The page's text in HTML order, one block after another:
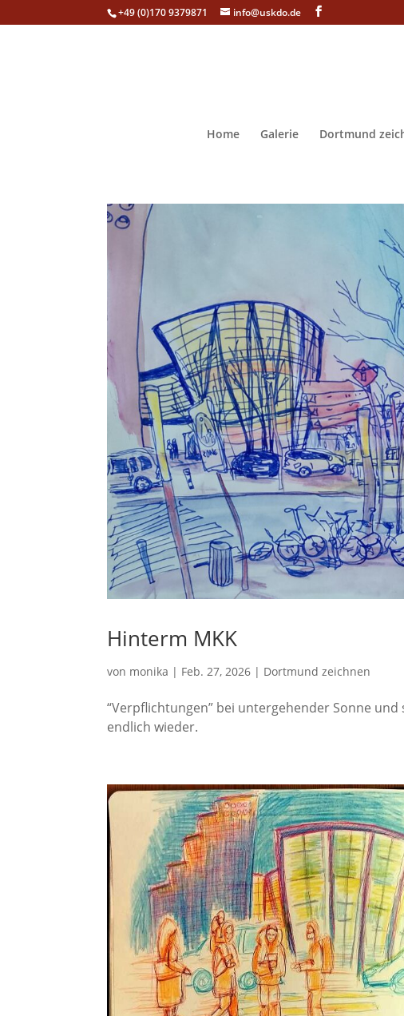
+49 (0)170 9379871 info@uskdo.de
Home Galerie Dortmund
Hinterm MKK
von monika | Feb. 27, 2026 | Dortmund zeichnen
“Verpflichtungen” bei untergehender Sonne
endlich wieder.